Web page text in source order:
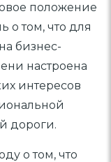
положение
о том, что для
бизнес-
настроена
интересов
дороги.
о том, что